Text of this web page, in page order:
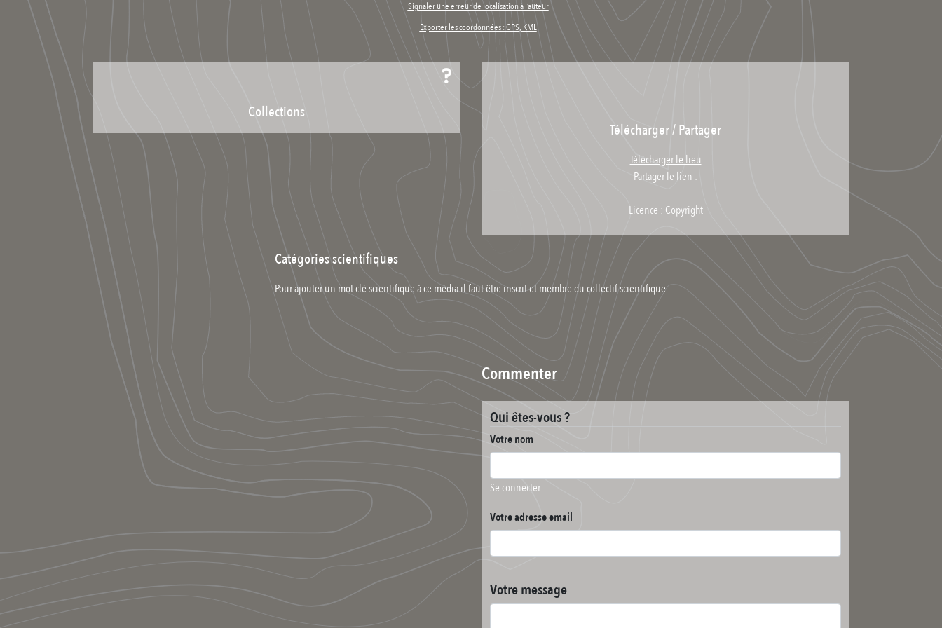
Signaler une erreur de localisation à l’auteur
Exporter les coordonnées : GPS, KML
Collections
Télécharger / Partager
Télécharger le lieu
Partager le lien :
Licence : Copyright
Catégories scientifiques
Pour ajouter un mot clé scientifique à ce média il faut être inscrit et membre du collectif scientifique.
Commenter
Qui êtes-vous ?
Votre nom
Se connecter
Votre adresse email
Votre message